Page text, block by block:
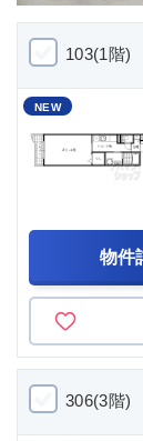
103(1階)
NEW
物件
306(3階)